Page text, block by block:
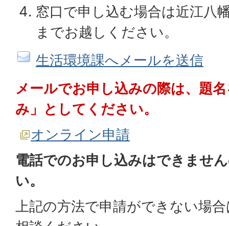
窓口で申し込む場合は近江八
までお越しください。
生活環境課へメールを送信
メールでお申し込みの際は、題
み」としてください。
オンライン申請
電話でのお申し込みはできませ
い。
上記の方法で申請ができない場